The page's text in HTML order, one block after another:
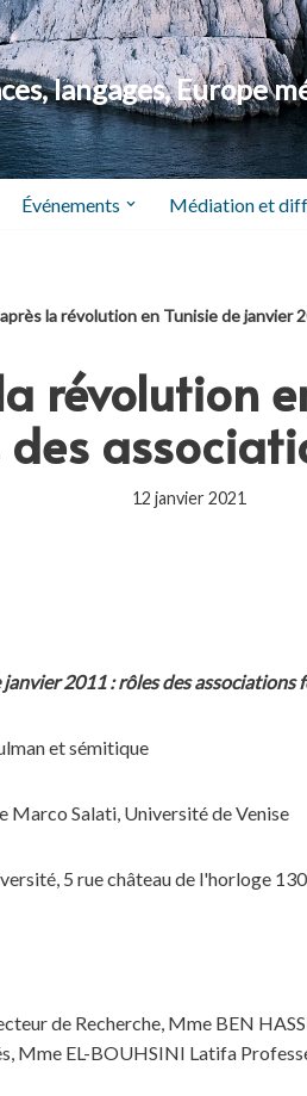
langages, Europe
Événements Médiation et
la révolution en Tunisie de janvier
révolution
des
12 janvier 2021
2011 : rôles des associations
et sémitique
Marco Salati, Université de Venise
5 rue château de l'horloge
de Recherche, Mme BEN
Mme EL-BOUHSINI Latifa